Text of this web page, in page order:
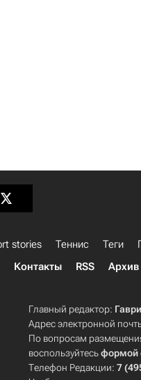
stories Теннис Теги
Контакты RSS Архив
Главный редактор:
Адрес электронной
По вопросам
воспользуйтесьформой
Телефон Редакции:7